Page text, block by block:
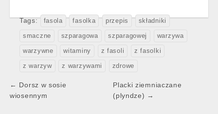
Tags: fasola fasolka przepis składniki
smaczne szparagowa szparagowej warzywa
warzywne witaminy z fasoli z fasolki
z warzyw z warzywami zdrowe
Post
navigation
← Dorsz w sosie
wiosennym
Placki ziemniaczane
(plyndze) →